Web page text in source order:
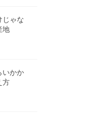
じゃな
地
いかか
方